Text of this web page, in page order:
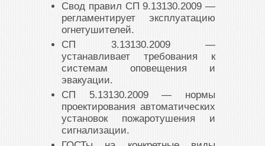
Свод правил СП 9.13130.2009 —
регламентирует эксплуатацию
огнетушителей.
СП 3.13130.2009—
устанавливает требования к
системам оповещения и
эвакуации.
СП 5.13130.2009— нормы
проектирования автоматических
установок пожаротушения и
сигнализации.